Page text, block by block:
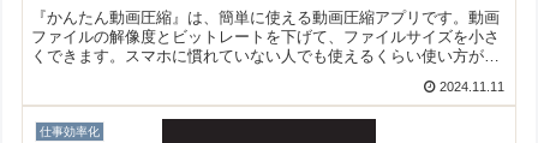
『かんたん動画圧縮』は、簡単に使える動画圧縮アプリです。動画
ファイルの解像度とビットレートを下げて、ファイルサイズを小さ
くできます。スマホに慣れていない人でも使えるくらい使い方が簡
2024.11.11
仕事効率化